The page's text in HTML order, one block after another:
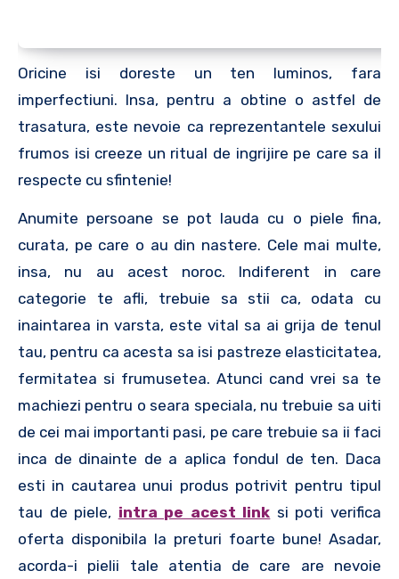
Oricine isi doreste un ten luminos, fara
imperfectiuni. Insa, pentru a obtine o astfel de
trasatura, este nevoie ca reprezentantele sexului
frumos isi creeze un ritual de ingrijire pe care sa il
respecte cu sfintenie!
Anumite persoane se pot lauda cu o piele fina,
curata, pe care o au din nastere. Cele mai multe,
insa, nu au acest noroc. Indiferent in care
categorie te afli, trebuie sa stii ca, odata cu
inaintarea in varsta, este vital sa ai grija de tenul
tau, pentru ca acesta sa isi pastreze elasticitatea,
fermitatea si frumusetea. Atunci cand vrei sa te
machiezi pentru o seara speciala, nu trebuie sa uiti
de cei mai importanti pasi, pe care trebuie sa ii faci
inca de dinainte de a aplica fondul de ten. Daca
esti in cautarea unui produs potrivit pentru tipul
tau de piele, intra pe acest link si poti verifica
oferta disponibila la preturi foarte bune! Asadar,
acorda-i pielii tale atentia de care are nevoie